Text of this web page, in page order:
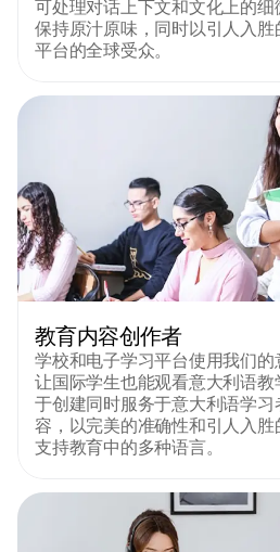
可处理对话上下文和文化上的
保持原汁原味，同时以引人入
平台的全球受众。
教育内容创作者
学校和电子学习平台使用我们的
让国际学生也能观看意大利语
于创建同时服务于意大利语学
容，以完美的准确性和引人入
支持教育中的多种语言。